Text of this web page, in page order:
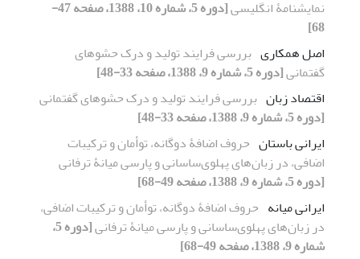
نمایشنامۀ انگلیسی
[دوره 5، شماره 10، 1388، صفحه 47-
68]
اصل همکاری بررسی فرایند تولید و درک حشوهای
گفتمانی[دوره 5، شماره 9، 1388، صفحه 33-48]
اقتصاد زبان بررسی فرایند تولید و درک حشوهای گفتمانی
[دوره 5، شماره 9، 1388، صفحه 33-48]
ایرانی باستان حروف اضافۀ دوگانه، توأمان و ترکیبات
اضافی، در زبان‌های پهلوی‌ساسانی و پارسی میانۀ ترفانی
[دوره 5، شماره 9، 1388، صفحه 49-68]
ایرانی میانه حروف اضافۀ دوگانه، توأمان و ترکیبات اضافی،
در زبان‌های پهلوی‌ساسانی و پارسی میانۀ ترفانی
[دوره 5،
شماره 9، 1388، صفحه 49-68]